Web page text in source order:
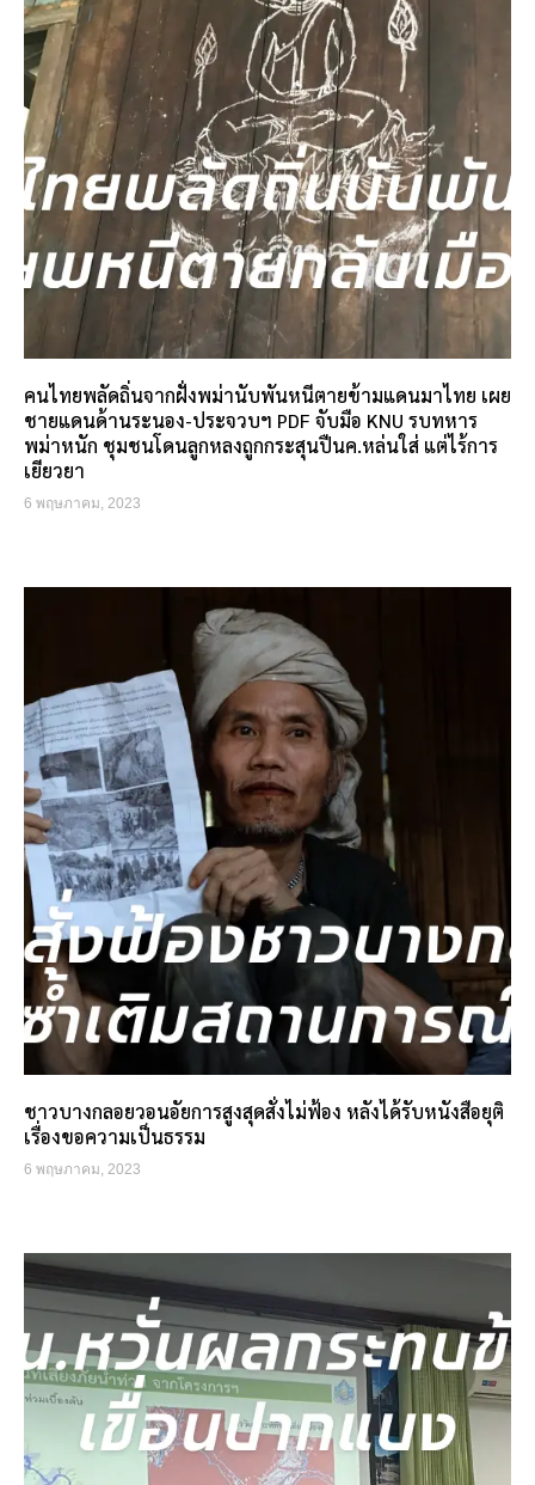
คนไทยพลัดถิ่นจากฝั่งพม่านับพันหนีตายข้ามแดนมาไทย เผย
ชายแดนด้านระนอง-ประจวบฯ PDF จับมือ KNU รบทหาร
พม่าหนัก ชุมชนโดนลูกหลงถูกกระสุนปืนค.หล่นใส่ แต่ไร้การ
เยียวยา
6 พฤษภาคม, 2023
ชาวบางกลอยวอนอัยการสูงสุดสั่งไม่ฟ้อง หลังได้รับหนังสือยุติ
เรื่องขอความเป็นธรรม
6 พฤษภาคม, 2023